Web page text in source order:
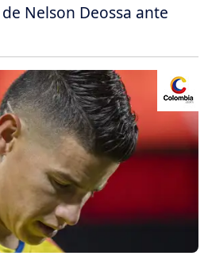
Nelson Deossa ante